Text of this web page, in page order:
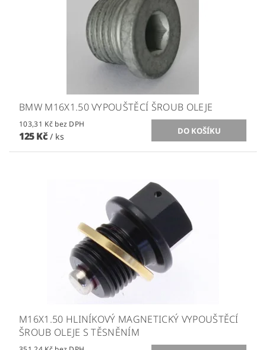
BMW M16X1.50 VYPOUŠTĚCÍ ŠROUB OLEJE
103,31 Kč bez DPH
125 Kč / ks
M16X1.50 HLINÍKOVÝ MAGNETICKÝ VYPOUŠTĚCÍ
ŠROUB OLEJE S TĚSNĚNÍM